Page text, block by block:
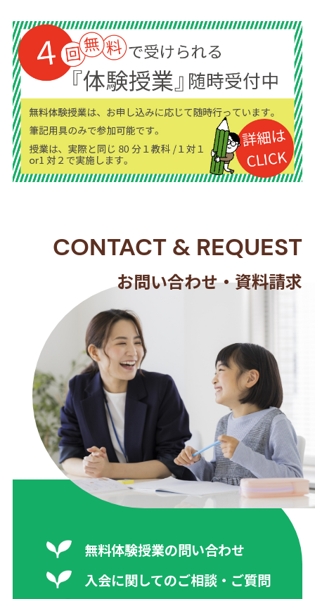
CONTACT & REQUEST
お問い合わせ・資料請求
無料体験授業の問い合わせ
入会に関してのご相談・ご質問